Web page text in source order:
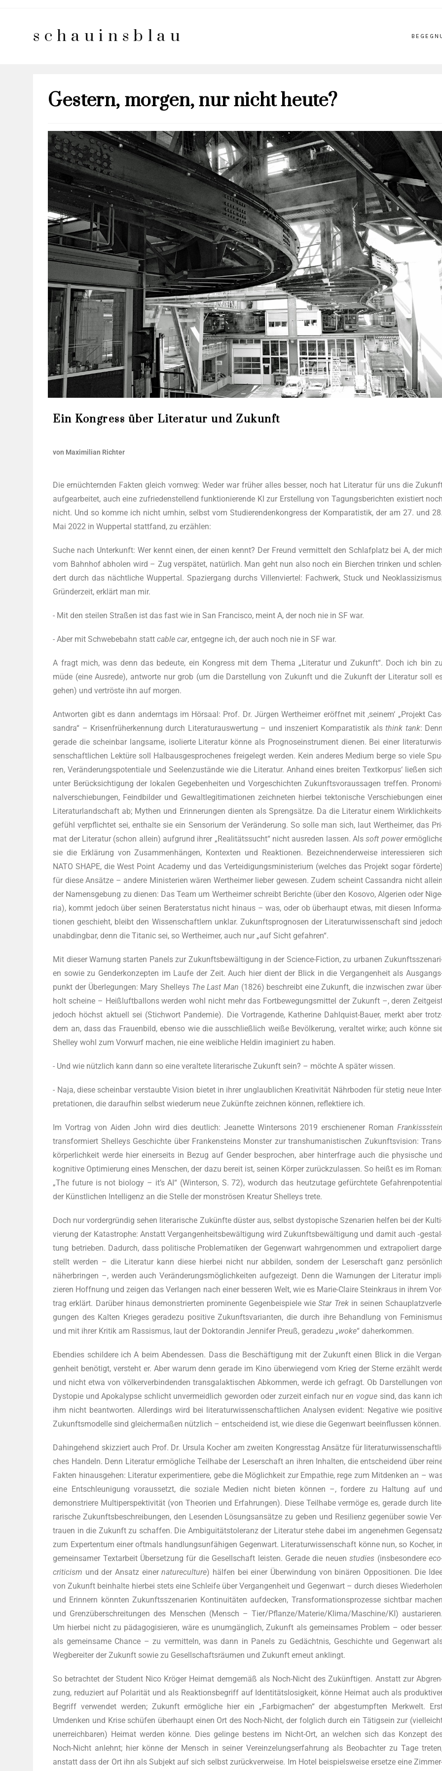
schauinsblau
Gestern, morgen, nur nicht heute?
Ein Kongress über Literatur und Zukunft
von Maxi­mi­li­an Richter
Die ernüch­tern­den Fak­ten gleich vorn­weg: Weder war frü­her alles bes­ser, noch hat Lite­ra­tur für uns die
auf­ge­ar­bei­tet, auch eine zufrie­den­stel­lend funk­tio­nie­ren­de KI zur Erstel­lung von Tagungs­be­rich­ten exis­tiert noch
nicht. Und so kom­me ich nicht umhin, selbst vom Stu­die­ren­den­kon­gress der Kom­pa­ra­tis­tik, der am 27. und 28.
Mai 2022 in Wup­per­tal statt­fand, zu erzählen:
Suche nach Unter­kunft: Wer kennt einen, der einen kennt? Der Freund ver­mit­telt den Schlaf­platz bei A, der mich
vom Bahn­hof abho­len wird – Zug ver­spä­tet, natür­lich. Man geht nun also noch ein Bier­chen trin­ken und
dert durch das nächt­li­che Wup­per­tal. Spa­zier­gang durchs Vil­len­vier­tel: Fach­werk, Stuck und
Grün­der­zeit, erklärt man mir.
- Mit den stei­len Stra­ßen ist das fast wie in San Fran­cis­co, meint A, der noch nie in SF war.
- Aber mit Schwe­be­bahn stattcable car, ent­geg­ne ich, der auch noch nie in SF war.
A fragt mich, was denn das bedeu­te, ein Kon­gress mit dem The­ma „Lite­ra­tur und Zukunft“. Doch ich bin zu
müde (eine Aus­re­de), ant­wor­te nur grob (um die Dar­stel­lung von Zukunft und die Zukunft der Lite­ra­tur soll
gehen) und ver­trös­te ihn auf morgen.
Ant­wor­ten gibt es dann andern­tags im Hör­saal: Prof. Dr. Jür­gen Wert­hei­mer eröff­net mit ‚sei­nem‘ „Pro­jekt
san­dra“ – Kri­sen­früh­erken­nung durch Lite­ra­tur­aus­wer­tung – und insze­niert Kom­pa­ra­tis­tik alsthink tank: Denn
gera­de die schein­bar lang­sa­me, iso­lier­te Lite­ra­tur kön­ne als Pro­gno­se­instru­ment die­nen. Bei einer
sen­schaft­li­chen Lek­tü­re soll Halbaus­ge­spro­che­nes frei­ge­legt wer­den. Kein ande­res Medi­um ber­ge so vie­le
ren, Ver­än­de­rungs­po­ten­tia­le und See­len­zu­stän­de wie die Lite­ra­tur. Anhand eines brei­ten Text­kor­pus‘ lie­ßen sich
unter Berück­sich­ti­gung der loka­len Gege­ben­hei­ten und Vor­ge­schich­ten Zukunfts­vor­aus­sa­gen tref­fen.
nal­ver­schie­bun­gen, Feind­bil­der und Gewalt­le­gi­ti­ma­tio­nen zeich­ne­ten hier­bei tek­to­ni­sche Ver­schie­bun­gen
Lite­ra­tur­land­schaft ab; Mythen und Erin­ne­run­gen dien­ten als Spreng­sät­ze. Da die Lite­ra­tur einem
ge­fühl ver­pflich­tet sei, ent­hal­te sie ein Sen­so­ri­um der Ver­än­de­rung. So sol­le man sich, laut Wert­hei­mer, das
mat der Lite­ra­tur (schon allein) auf­grund ihrer „Rea­li­täts­sucht“ nicht aus­re­den las­sen. Alssoft power
sie die Erklä­rung von Zusam­men­hän­gen, Kon­tex­ten und Reak­tio­nen. Bezeich­nen­der­wei­se inter­es­sie­ren sich
NATO SHAPE, die West Point Aca­de­my und das Ver­tei­di­gungs­mi­nis­te­ri­um (wel­ches das Pro­jekt sogar för­der­te)
für die­se Ansät­ze – ande­re Minis­te­ri­en wären Wert­hei­mer lie­ber gewe­sen. Zudem scheint Cas­san­dra nicht allein
der Namens­ge­bung zu die­nen: Das Team um Wert­hei­mer schreibt Berich­te (über den Koso­vo, Alge­ri­en oder
ria), kommt jedoch über sei­nen Bera­ter­sta­tus nicht hin­aus – was, oder ob über­haupt etwas, mit die­sen
tio­nen geschieht, bleibt den Wis­sen­schaft­lern unklar. Zukunfts­pro­gno­sen der Lite­ra­tur­wis­sen­schaft sind jedoch
unab­ding­bar, denn die Tita­nic sei, so Wert­hei­mer, auch nur „auf Sicht gefahren“.
Mit die­ser War­nung star­ten Panels zur Zukunfts­be­wäl­ti­gung in der Sci­ence-Fic­tion, zu urba­nen
en sowie zu Gen­der­kon­zep­ten im Lau­fe der Zeit. Auch hier dient der Blick in die Ver­gan­gen­heit als
punkt der Über­le­gun­gen: Mary Shel­leys The Last Man (1826) beschreibt eine Zukunft, die inzwi­schen zwar
holt schei­ne – Heiß­luft­bal­lons wer­den wohl nicht mehr das Fort­be­we­gungs­mit­tel der Zukunft –, deren
jedoch höchst aktu­ell sei (Stich­wort Pan­de­mie). Die Vor­tra­gen­de, Kathe­ri­ne Dah­l­quist-Bau­er, merkt aber
dem an, dass das Frau­en­bild, eben­so wie die aus­schließ­lich wei­ße Bevöl­ke­rung, ver­al­tet wir­ke; auch kön­ne
Shel­ley wohl zum Vor­wurf machen, nie eine weib­li­che Hel­din ima­gi­niert zu haben.
- Und wie nütz­lich kann dann so eine ver­al­te­te lite­ra­ri­sche Zukunft sein? – möch­te A spä­ter wissen.
- Naja, die­se schein­bar ver­staub­te Visi­on bie­tet in ihrer unglaub­li­chen Krea­ti­vi­tät Nähr­bo­den für ste­tig neue
pre­ta­tio­nen, die dar­auf­hin selbst wie­der­um neue Zukünf­te zeich­nen kön­nen, reflek­tie­re ich.
Im Vor­trag von Aiden John wird dies deut­lich: Jea­nette Win­ter­sons 2019 erschie­ne­ner RomanFran­kiss­stein
trans­for­miert Shel­leys Geschich­te über Fran­ken­steins Mons­ter zur trans­hu­ma­nis­ti­schen Zukunfts­vi­si­on:
kör­per­lich­keit wer­de hier einer­seits in Bezug auf Gen­der bespro­chen, aber hin­ter­fra­ge auch die phy­si­sche und
kogni­ti­ve Opti­mie­rung eines Men­schen, der dazu bereit ist, sei­nen Kör­per zurück­zu­las­sen. So heißt es im Roman:
„The future is not bio­lo­gy – it’s AI“ (Win­ter­son, S. 72), wodurch das heut­zu­ta­ge gefürch­te­te Gefah­ren­po­ten­ti­al
der Künst­li­chen Intel­li­genz an die Stel­le der mons­trö­sen Krea­tur Shel­leys trete.
Doch nur vor­der­grün­dig sehen lite­ra­ri­sche Zukünf­te düs­ter aus, selbst dys­to­pi­sche Sze­na­ri­en hel­fen bei der
vie­rung der Kata­stro­phe: Anstatt Ver­gan­gen­heits­be­wäl­ti­gung wird Zukunfts­be­wäl­ti­gung und damit auch
tung betrie­ben. Dadurch, dass poli­ti­sche Pro­ble­ma­ti­ken der Gegen­wart wahr­ge­nom­men und extra­po­liert
stellt wer­den – die Lite­ra­tur kann die­se hier­bei nicht nur abbil­den, son­dern der Leser­schaft ganz per­sön­lich
näher­brin­gen –, wer­den auch Ver­än­de­rungs­mög­lich­kei­ten auf­ge­zeigt. Denn die War­nun­gen der Lite­ra­tur
zie­ren Hoff­nung und zei­gen das Ver­lan­gen nach einer bes­se­ren Welt, wie es Marie-Clai­re Stein­kraus in ihrem
trag erklärt. Dar­über hin­aus demons­trier­ten pro­mi­nen­te Gegen­bei­spie­le wieStar Trekin sei­nen
gun­gen des Kal­ten Krie­ges gera­de­zu posi­ti­ve Zukunfts­va­ri­an­ten, die durch ihre Behand­lung von
und mit ihrer Kri­tik am Ras­sis­mus, laut der Dok­to­ran­din Jen­ni­fer Preuß, gera­de­zu „woke“ daher­kom­men.
Eben­dies schil­de­re ich A beim Abend­essen. Dass die Beschäf­ti­gung mit der Zukunft einen Blick in die
gen­heit benö­tigt, ver­steht er. Aber war­um denn gera­de im Kino über­wie­gend vom Krieg der Ster­ne erzählt
und nicht etwa von völ­ker­ver­bin­den­den trans­ga­lak­ti­schen Abkom­men, wer­de ich gefragt. Ob Dar­stel­lun­gen von
Dys­to­pie und Apo­ka­lyp­se schlicht unver­meid­lich gewor­den oder zur­zeit ein­fach nuren vogue sind, das kann ich
ihm nicht beant­wor­ten. Aller­dings wird bei lite­ra­tur­wis­sen­schaft­li­chen Ana­ly­sen evi­dent: Nega­ti­ve wie
Zukunfts­mo­del­le sind glei­cher­ma­ßen nütz­lich – ent­schei­dend ist, wie die­se die Gegen­wart beein­flus­sen können.
Dahin­ge­hend skiz­ziert auch Prof. Dr. Ursu­la Kocher am zwei­ten Kon­gress­tag Ansät­ze für
ches Han­deln. Denn Lite­ra­tur ermög­li­che Teil­ha­be der Leser­schaft an ihren Inhal­ten, die ent­schei­dend über
Fak­ten hin­aus­ge­hen: Lite­ra­tur expe­ri­men­tie­re, gebe die Mög­lich­keit zur Empa­thie, rege zum Mit­den­ken an –
eine Ent­schleu­ni­gung vor­aus­setzt, die sozia­le Medi­en nicht bie­ten kön­nen –, for­de­re zu Hal­tung auf und
demons­trie­re Mul­ti­per­spek­ti­vi­tät (von Theo­rien und Erfah­run­gen). Die­se Teil­ha­be ver­mö­ge es, gera­de durch
ra­ri­sche Zukunfts­be­schrei­bun­gen, den Lesen­den Lösungs­an­sät­ze zu geben und Resi­li­enz gegen­über sowie
trau­en in die Zukunft zu schaf­fen. Die Ambi­gui­täts­to­le­ranz der Lite­ra­tur ste­he dabei im ange­neh­men
zum Exper­ten­tum einer oft­mals hand­lungs­un­fä­hi­gen Gegen­wart. Lite­ra­tur­wis­sen­schaft kön­ne nun, so Kocher, in
gemein­sa­mer Text­ar­beit Über­set­zung für die Gesell­schaft leis­ten. Gera­de die neu­enstu­dies (ins­be­son­de­re
cri­ti­cism und der Ansatz einernatu­re­cul­tu­re) häl­fen bei einer Über­win­dung von binä­ren Oppo­si­tio­nen. Die
von Zukunft beinhal­te hier­bei stets eine Schlei­fe über Ver­gan­gen­heit und Gegen­wart – durch die­ses Wie­der­ho­len
und Erin­nern könn­ten Zukunfts­sze­na­ri­en Kon­ti­nui­tä­ten auf­de­cken, Trans­for­ma­ti­ons­pro­zes­se sicht­bar machen
und Grenz­über­schrei­tun­gen des Men­schen (Mensch – Tier/Pflanze/Materie/Klima/Maschine/KI) aus­ta­rie­ren.
Um hier­bei nicht zu päd­ago­gi­sie­ren, wäre es unum­gäng­lich, Zukunft als gemein­sa­mes Pro­blem – oder bes­ser:
als gemein­sa­me Chan­ce – zu ver­mit­teln, was dann in Panels zu Gedächt­nis, Geschich­te und Gegen­wart
Weg­be­rei­ter der Zukunft sowie zu Gesell­schafts­räu­men und Zukunft erneut anklingt.
So betrach­tet der Stu­dent Nico Krö­ger Hei­mat dem­ge­mäß als Noch-Nicht des Zukünf­ti­gen. Anstatt zur
zung, redu­ziert auf Pola­ri­tät und als Reak­ti­ons­be­griff auf Iden­ti­täts­lo­sig­keit, kön­ne Hei­mat auch als
Begriff ver­wen­det wer­den; Zukunft ermög­li­che hier ein „Far­big­ma­chen“ der abge­stumpf­ten Merk­welt.
Umden­ken und Kri­se schü­fen über­haupt einen Ort des Noch-Nicht, der folg­lich durch ein Tätig­sein zur
uner­reich­ba­ren) Hei­mat wer­den kön­ne. Dies gelin­ge bes­tens im Nicht-Ort, an wel­chen sich das Kon­zept
Noch-Nicht anlehnt; hier kön­ne der Mensch in sei­ner Ver­ein­ze­lungs­er­fah­rung als Beob­ach­ter zu Tage
anstatt dass der Ort ihn als Sub­jekt auf sich selbst zurück­ver­wei­se. Im Hotel bei­spiels­wei­se erset­ze eine